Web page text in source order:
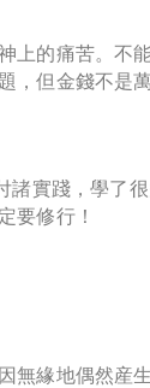
上的痛苦。不
，但金錢不是
諸實踐，學了
要修行！
無緣地偶然産